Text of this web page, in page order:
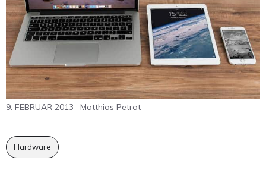
9. FEBRUAR 2013 Matthias Petrat
Hardware